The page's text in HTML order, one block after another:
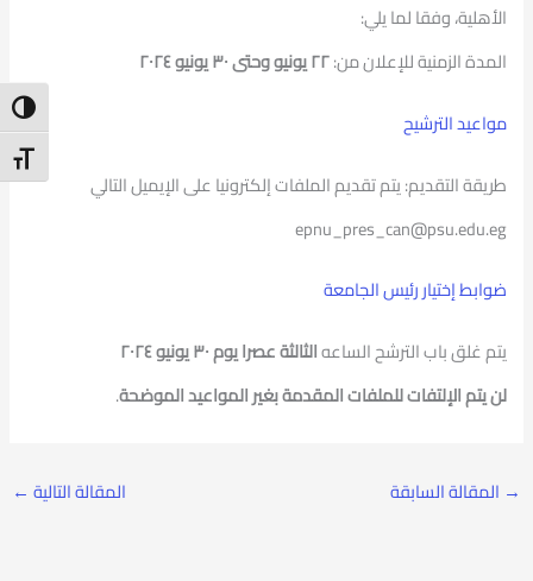
الأهلية، وفقا لما يلي:
المدة الزمنية للإعلان من:٢٢يونيووحتى٣٠يونيو٢٠٢٤
مواعيد الترشيح
طريقة التقديم: يتم تقديم الملفات إلكترونيا على الإيميل التالي
epnu_pres_can@psu.edu.eg
ضوابط إختيار رئيس الجامعة
يتم غلق باب الترشح الساعهالثالثة عصرا يوم٣٠يونيو٢٠٢٤
لن يتم الإلتفات للملفات المقدمة بغير المواعيد الموضحة.
→ المقالة السابقة المقالة التالية ←